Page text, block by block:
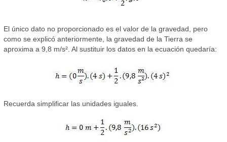
El único dato no proporcionado es el valor de la gravedad, pero
como se explicó anteriormente, la gravedad de la Tierra se
aproxima a 9,8 m/s². Al sustituir los datos en la ecuación quedaría:
Recuerda simplificar las unidades iguales.